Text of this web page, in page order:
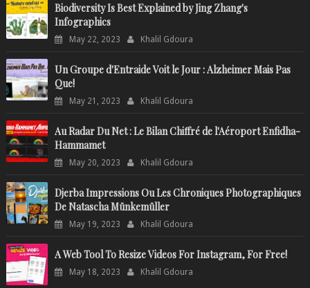
Biodiversity Is Best Explained by Jing Zhang's
Infographics
May 22, 2023 Khalil Gdoura
Un Groupe d'Entraide Voit le Jour : Alzheimer Mais Pas
Que!
May 21, 2023 Khalil Gdoura
Au Radar Du Net : Le Bilan Chiffré de l'Aéroport Enfidha-
Hammamet
May 20, 2023 Khalil Gdoura
Djerba Impressions Ou Les Chroniques Photographiques
De Natascha Münkemüller
May 19, 2023 Khalil Gdoura
A Web Tool To Resize Videos For Instagram, For Free!
May 18, 2023 Khalil Gdoura